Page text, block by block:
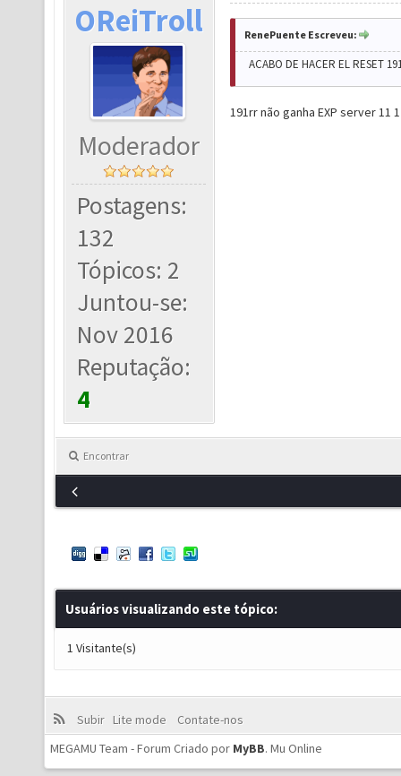
OReiTroll
Moderador
Postagens:
132
Tópicos: 2
Juntou-se:
Nov 2016
Reputação:
4
RenePuente Escreveu:
ACABO DE HACER EL RESET
191rr não ganha EXP server
Encontrar
Usuários visualizando este tópico:
1 Visitante(s)
Subir Lite mode
Contate-nos
MEGAMU Team - Forum Criado por MyBB. Mu Online